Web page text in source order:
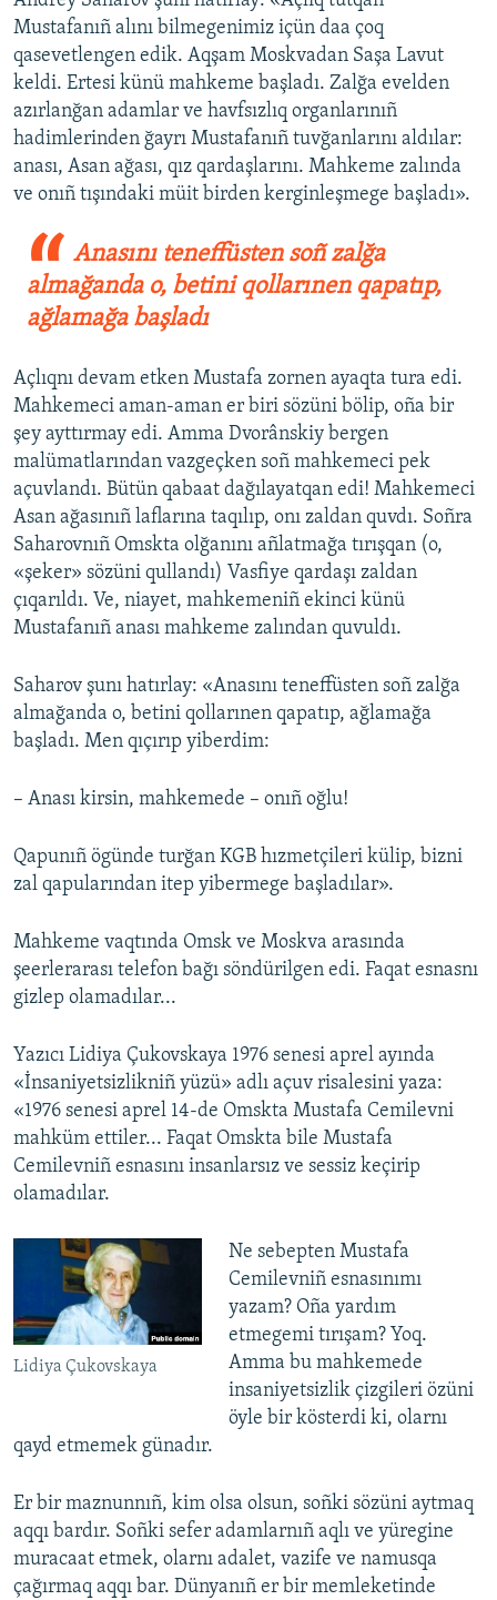
Mustafanıñ alını bilmegenimiz içün daa çoq
qasevetlengen edik. Aqşam Moskvadan Saşa Lavut
keldi. Ertesi künü mahkeme başladı. Zalğa evelden
azırlanğan adamlar ve havfsızlıq organlarınıñ
hadimlerinden ğayrı Mustafanıñ tuvğanlarını aldılar:
anası, Asan ağası, qız qardaşlarını. Mahkeme zalında
ve onıñ tışındaki müit birden kerginleşmege başladı».
Anasını teneffüsten soñ zalğa
almağanda o, betini qollarınen qapatıp,
ağlamağa başladı
Açlıqnı devam etken Mustafa zornen ayaqta tura edi.
Mahkemeci aman-aman er biri sözüni bölip, oña bir
şey ayttırmay edi. Amma Dvorânskiy bergen
malümatlarından vazgeçken soñ mahkemeci pek
açuvlandı. Bütün qabaat dağılayatqan edi! Mahkemeci
Asan ağasınıñ laflarına taqılıp, onı zaldan quvdı. Soñra
Saharovnıñ Omskta olğanını añlatmağa tırışqan (o,
«şeker» sözüni qullandı) Vasfiye qardaşı zaldan
çıqarıldı. Ve, niayet, mahkemeniñ ekinci künü
Mustafanıñ anası mahkeme zalından quvuldı.
Saharov şunı hatırlay: «Anasını teneffüsten soñ zalğa
almağanda o, betini qollarınen qapatıp, ağlamağa
başladı. Men qıçırıp yiberdim:
– Anası kirsin, mahkemede – onıñ oğlu!
Qapunıñ ögünde turğan KGB hızmetçileri külip, bizni
zal qapularından itep yibermege başladılar».
Mahkeme vaqtında Omsk ve Moskva arasında
şeerlerarası telefon bağı söndürilgen edi. Faqat esnasnı
gizlep olamadılar...
Yazıcı Lidiya Çukovskaya 1976 senesi aprel ayında
«İnsaniyetsizlikniñ yüzü» adlı açuv risalesini yaza:
«1976 senesi aprel 14-de Omskta Mustafa Cemilevni
mahküm ettiler... Faqat Omskta bile Mustafa
Cemilevniñ esnasını insanlarsız ve sessiz keçirip
olamadılar.
Lidiya Çukovskaya
Ne sebepten Mustafa
Cemilevniñ esnasınımı
yazam? Oña yardım
etmegemi tırışam? Yoq.
Amma bu mahkemede
insaniyetsizlik çizgileri özüni
öyle bir kösterdi ki, olarnı
qayd etmemek günadır.
Er bir maznunnıñ, kim olsa olsun, soñki sözüni aytmaq
aqqı bardır. Soñki sefer adamlarnıñ aqlı ve yüregine
muracaat etmek, olarnı adalet, vazife ve namusqa
çağırmaq aqqı bar. Dünyanıñ er bir memleketinde